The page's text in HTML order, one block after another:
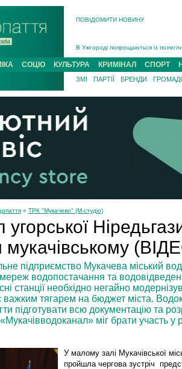
ПОВІДОМИТИ НОВИНУ
В Ужгороді попрощаються із
В Ужгороді 5 серпня
Підтвердили загибель захисника
На війні з рф поліг військовий з
На Хустщині внаслідок ДТП за
Інструктора районного ТЦК на
СОЦІО КУЛЬТУРА КРИМІНАЛ СПОРТ
ЗМІ ПАРТІЇ БРЕНДИ
» ТРК "Мукачево" (М-студіо)
мукачівському
підприємство Мукачева міський
водопостачання та
станції необхідно негайно
важким тягарем на бюджет міста.
підготувати всю документацію та
міг брати участь у
У малому залі Мукачівської
пройшла чергова зустріч